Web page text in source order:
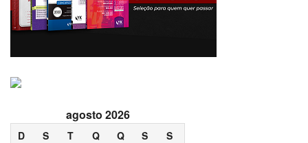
agosto 2026
D S T Q Q S
S